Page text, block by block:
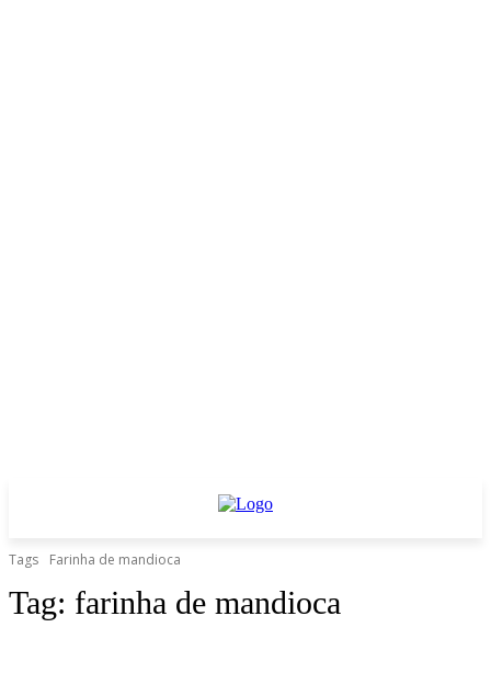
Tags Farinha de mandioca
Tag: farinha de mandioca